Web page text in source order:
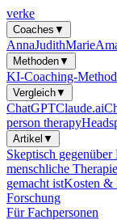
verke
Coaches ▼
AnnaJudithMarie
Methoden▼
KI-Coaching-
Vergleich▼
ChatGPTClaude.ai
person therapy
Artikel ▼
Skeptisch
menschliche Therapie
gemacht istKosten &
Forschung
Für Fachpersonen